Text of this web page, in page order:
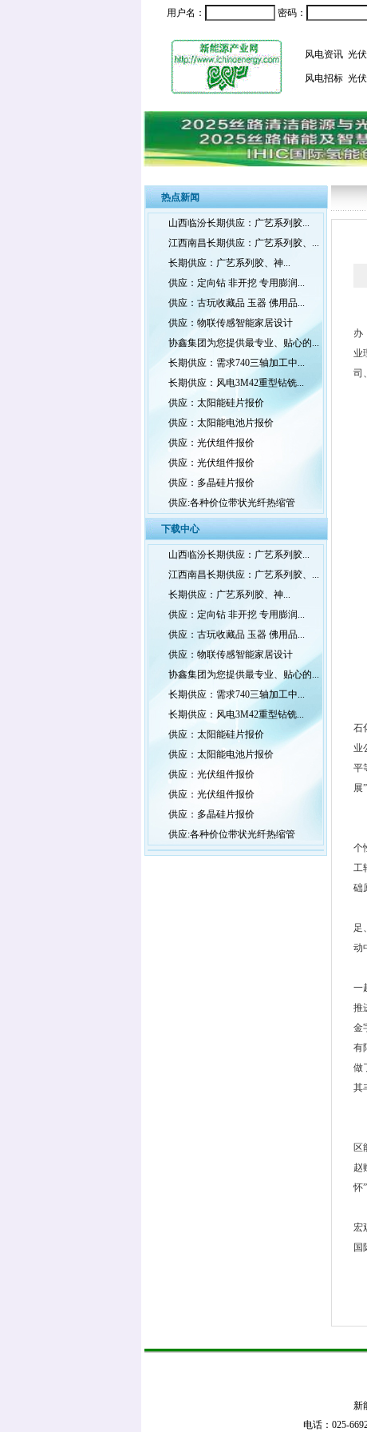
用户名： 密码：
风电资讯 光
风电招标 光
热点新闻
山西临汾长期供应：广艺系列胶...
江西南昌长期供应：广艺系列胶、...
长期供应：广艺系列胶、神...
供应：定向钻 非开挖 专用膨润...
供应：古玩收藏品 玉器 佛用品...
供应：物联传感智能家居设计
协鑫集团为您提供最专业、贴心的...
长期供应：需求740三轴加工中...
长期供应：风电3M42重型钻铣...
供应：太阳能硅片报价
供应：太阳能电池片报价
供应：光伏组件报价
供应：光伏组件报价
供应：多晶硅片报价
供应:各种价位带状光纤热缩管
下载中心
山西临汾长期供应：广艺系列胶...
江西南昌长期供应：广艺系列胶、...
长期供应：广艺系列胶、神...
供应：定向钻 非开挖 专用膨润...
供应：古玩收藏品 玉器 佛用品...
供应：物联传感智能家居设计
协鑫集团为您提供最专业、贴心的...
长期供应：需求740三轴加工中...
长期供应：风电3M42重型钻铣...
供应：太阳能硅片报价
供应：太阳能电池片报价
供应：光伏组件报价
供应：光伏组件报价
供应：多晶硅片报价
供应:各种价位带状光纤热缩管
办
业
司
石
业
平
展
个
工
础
足
动
一
推
金
有
做
其
区
赵
怀
宏
国
新
电话：025-